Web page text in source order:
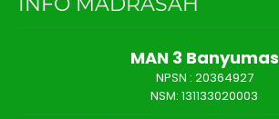
MAN 3 Banyumas
NPSN : 20364927
NSM: 131133020003